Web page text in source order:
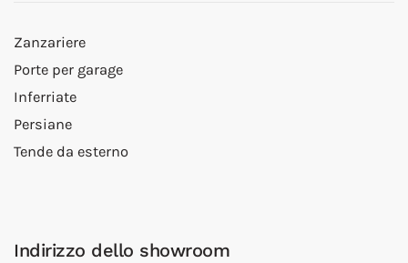
Zanzariere
Porte per garage
Inferriate
Persiane
Tende da esterno
Indirizzo dello showroom